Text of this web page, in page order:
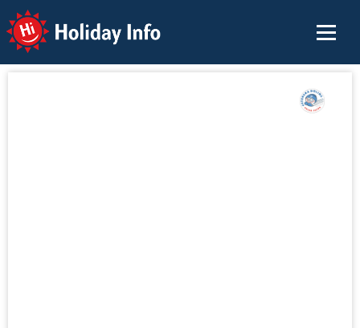
Holiday Info